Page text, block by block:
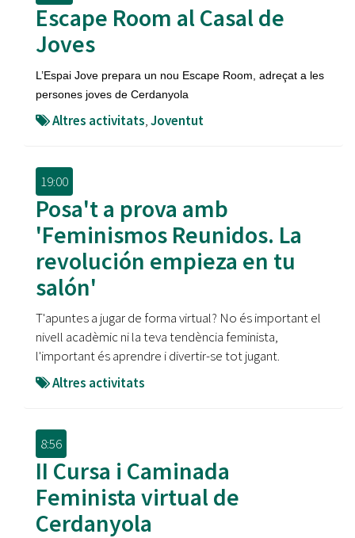
Escape Room al Casal de
Joves
L’Espai Jove prepara un nou Escape Room, adreçat a les
persones joves de Cerdanyola
Altres activitats,Joventut
19:00
Posa't a prova amb
'Feminismos Reunidos. La
revolución empieza en tu
salón'
T'apuntes a jugar de forma virtual? No és important el
nivell acadèmic ni la teva tendència feminista,
l'important és aprendre i divertir-se tot jugant.
Altres activitats
8:56
II Cursa i Caminada
Feminista virtual de
Cerdanyola